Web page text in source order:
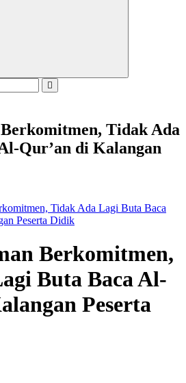
Tidak Ada
Qur’an di Kalangan
Tidak Ada Lagi Buta Baca
Peserta Didik
Berkomitmen,
Buta Baca Al-
Peserta